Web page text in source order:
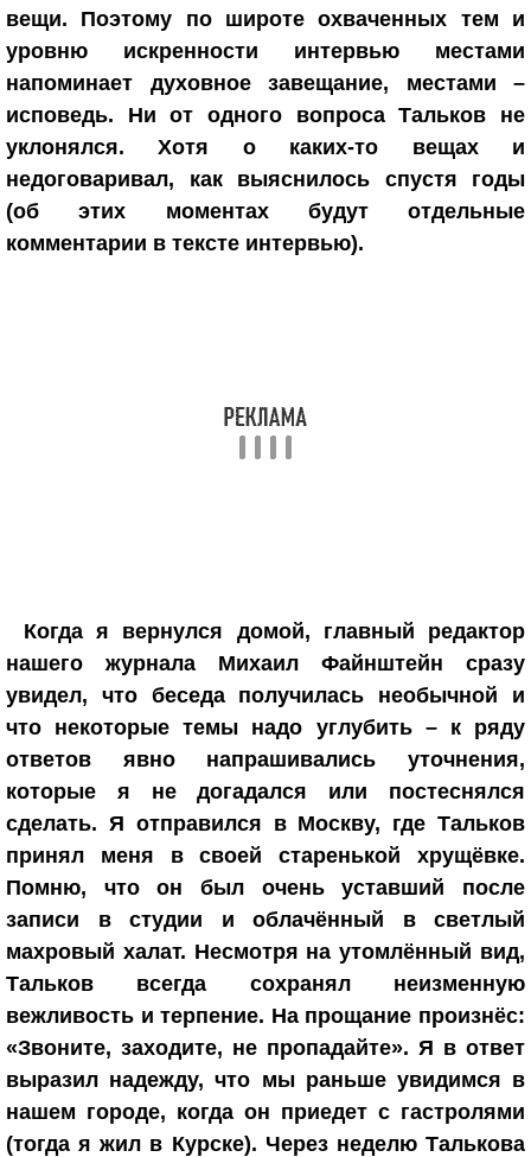
вещи. Поэтому по широте охваченных тем и
уровню искренности интервью местами
напоминает духовное завещание, местами –
исповедь. Ни от одного вопроса Тальков не
уклонялся. Хотя о каких-то вещах и
недоговаривал, как выяснилось спустя годы
(об этих моментах будут отдельные
комментарии в тексте интервью).
Когда я вернулся домой, главный редактор
нашего журнала Михаил Файнштейн сразу
увидел, что беседа получилась необычной и
что некоторые темы надо углубить – к ряду
ответов явно напрашивались уточнения,
которые я не догадался или постеснялся
сделать. Я отправился в Москву, где Тальков
принял меня в своей старенькой хрущёвке.
Помню, что он был очень уставший после
записи в студии и облачённый в светлый
махровый халат. Несмотря на утомлённый вид,
Тальков всегда сохранял неизменную
вежливость и терпение. На прощание произнёс:
«Звоните, заходите, не пропадайте». Я в ответ
выразил надежду, что мы раньше увидимся в
нашем городе, когда он приедет с гастролями
(тогда я жил в Курске). Через неделю Талькова